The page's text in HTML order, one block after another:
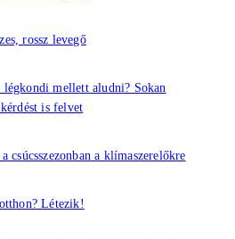
rossz levegő
légkondi mellett aludni? Sokan
is felvet
csúcsszezonban a klímaszerelőkre
Létezik!